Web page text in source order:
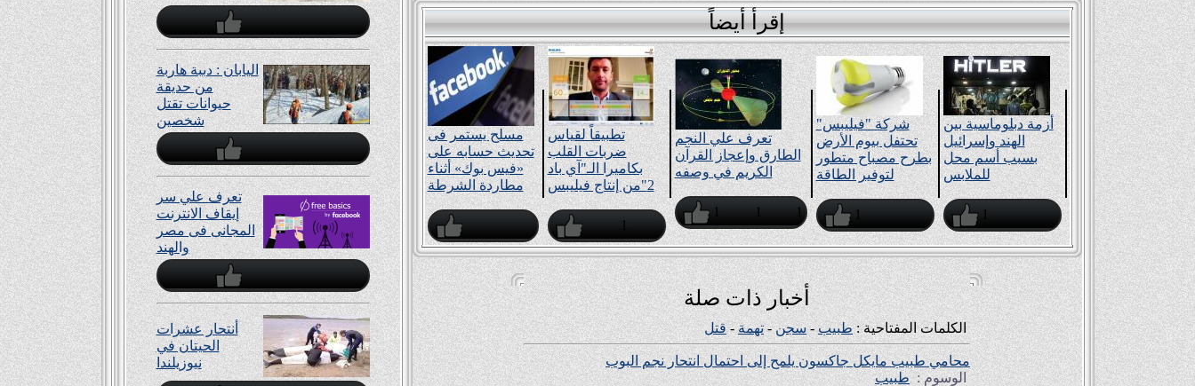
اليابان : دببة هاربة
من حديقة
حيوانات تقتل
شخصين
تعرف علي سر
إيقاف الانترنت
المجانى فى مصر
والهند
أنتحار عشرات
الحيتان في
نيوزيلندا
إقرأ أيضاً
مسلح يستمر فى
تحديث حسابه على
«فيس بوك» أثناء
مطاردة الشرطة
تطبيقاً لقياس
ضربات القلب
بكاميرا الـ"آي باد
2"من إنتاج فيليبس
1
تعرف علي النجم
الطارق وإعجاز القرآن
الكريم في وصفه
1 1 1
شركة "فيليبس"
تحتفل بيوم اﻷرض
بطرح مصباح متطور
لتوفير الطاقة
1
أزمة دبلوماسية بين
الهند وإسرائيل
بسبب أسم محل
للملابس
1
أخبار ذات صلة
الكلمات المفتاحية :طبيب-سجن-تهمة-قتل
محامي طبيب مايكل جاكسون يلمح إلى احتمال انتحار نجم البوب
الوسوم : طبيب